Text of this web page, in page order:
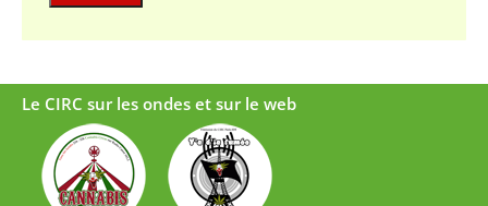
Le CIRC sur les ondes et sur le web